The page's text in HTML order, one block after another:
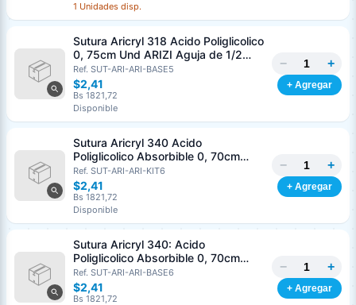
1 Unidades disp.
Sutura Aricryl 318 Acido Poliglicolico
0, 75cm Und ARIZI Aguja de 1/2
Punta Cónica 26mm
Ref. SUT-ARI-ARI-BASE5
$2,41
Bs 1821,72
Disponible
− +
+ Agregar
Sutura Aricryl 340 Acido
Poliglicolico Absorbible 0, 70cm
Caja de 12 Unds ARIZI Aguja de 1/2
Punta Cónica 36mm
Ref. SUT-ARI-ARI-KIT6
$2,41
Bs 1821,72
Disponible
− +
+ Agregar
Sutura Aricryl 340: Acido
Poliglicolico Absorbible 0, 70cm
Und ARIZI Aguja de 1/2 Punta
Cónica 36mm
Ref. SUT-ARI-ARI-BASE6
$2,41
Bs 1821,72
− +
+ Agregar
Generar cotización
Completá los datos para emitir el PDF
Nombre o razón social
Cédula o RIF*
Teléfono (opcional)
Email (opcional)
Clave